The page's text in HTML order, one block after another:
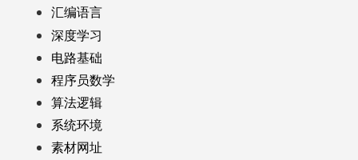
汇编语言
深度学习
电路基础
程序员数学
算法逻辑
系统环境
素材网址